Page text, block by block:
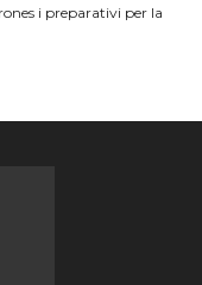
i preparativi per la